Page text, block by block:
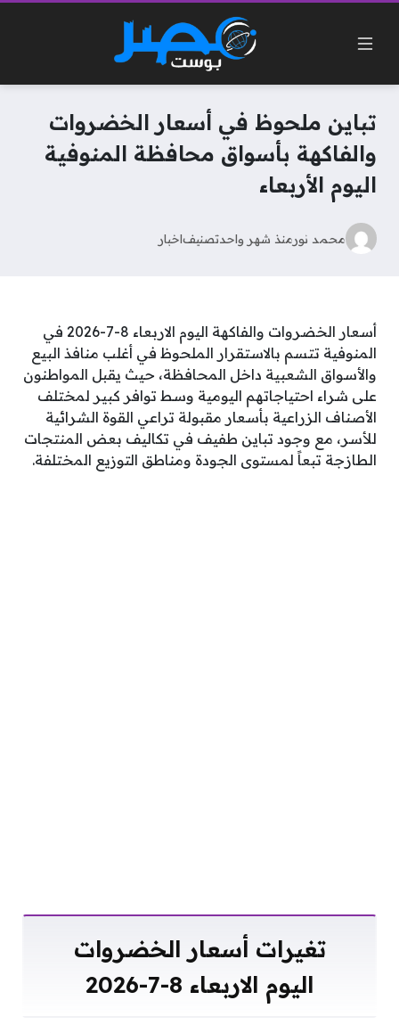
تباين ملحوظ في أسعار الخضروات
والفاكهة بأسواق محافظة المنوفية
اليوم الأربعاء
محمد نورمنذ شهر واحدتصنيفاخبار
أسعار الخضروات والفاكهة اليوم الاربعاء 8-7-2026 في
المنوفية تتسم بالاستقرار الملحوظ في أغلب منافذ البيع
والأسواق الشعبية داخل المحافظة، حيث يقبل المواطنون
على شراء احتياجاتهم اليومية وسط توافر كبير لمختلف
الأصناف الزراعية بأسعار مقبولة تراعي القوة الشرائية
للأسر، مع وجود تباين طفيف في تكاليف بعض المنتجات
الطازجة تبعاً لمستوى الجودة ومناطق التوزيع المختلفة.
تغيرات أسعار الخضروات
اليوم الاربعاء 8-7-2026